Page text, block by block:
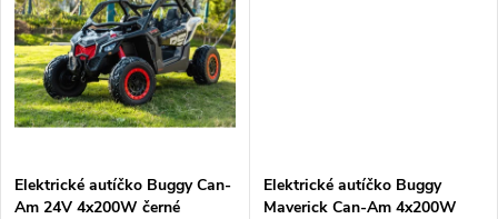
k
t
ů
k
t
ů
Elektrické autíčko Buggy Can-
Am 24V 4x200W černé
Elektrické autíčko Buggy
Maverick Can-Am 4x200W